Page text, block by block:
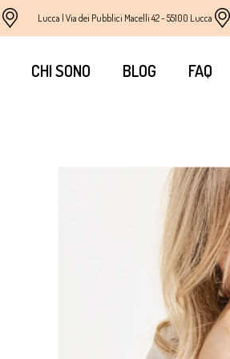
Lucca | Via dei Pubblici Macelli 42 - 55100 Lucca
CHI SONO BLOG FAQ